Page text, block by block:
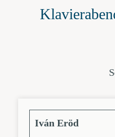
Iván Eröd